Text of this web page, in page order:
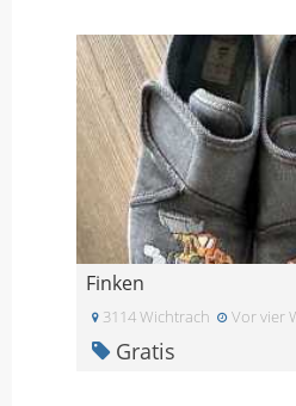
Finken
3114 Wichtrach Vor vier
Gratis